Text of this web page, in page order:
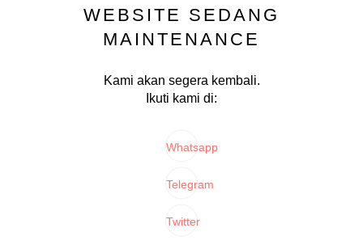
WEBSITE SEDANG
MAINTENANCE
Kami akan segera kembali.
Ikuti kami di:
Whatsapp
Telegram
Twitter